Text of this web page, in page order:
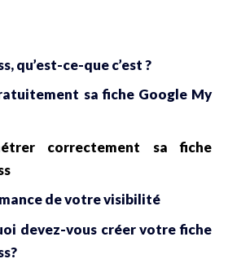
qu’est-ce-que c’est ?
sa fiche Google My
correctement sa fiche
de votre visibilité
devez-vous créer votre fiche